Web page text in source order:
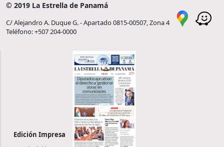
© 2019 La Estrella de Panamá
C/ Alejandro A. Duque G. - Apartado 0815-00507, Zona 4
Teléfono: +507 204-0000
Edición Impresa